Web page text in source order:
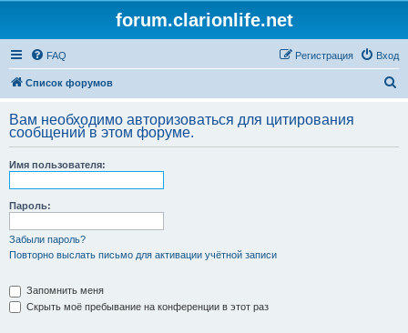
forum.clarionlife.net
FAQ Вход
Регистрация
Список форумов
с
Вам необходимо авторизоваться для цитирования
сообщений в этом форуме.
Имя пользователя:
Пароль:
Забыли пароль?
Повторно выслать письмо для активации учётной записи
Запомнить меня
Скрыть моё пребывание на конференции в этот раз